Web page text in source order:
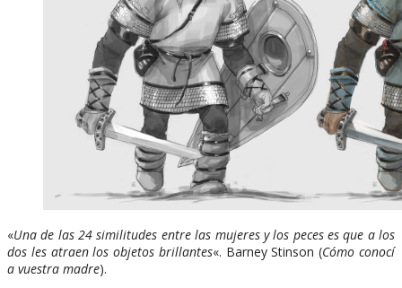
«Una de las 24 similitudes entre las mujeres y los peces es que a los
dos les atraen los objetos brillantes«. Barney Stinson (Cómo conocí
a vuestra madre).